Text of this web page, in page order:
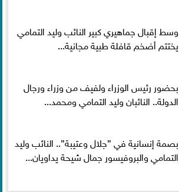
وسط إقبال جماهيري كبير النائب وليد التمامي
يختتم أضخم قافلة طبية مجانية...
بحضور رئيس الوزراء ولفيف من وزراء ورجال
الدولة.. النائبان وليد التمامي ومحمد...
بصمة إنسانية في ”جلال وعتيبة”.. النائب وليد
التمامي والبروفيسور جمال شيحة يداويان...